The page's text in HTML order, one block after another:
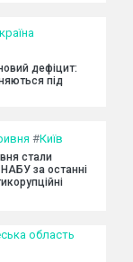
дефіцит:
під
#Київ
стали
за останні
область